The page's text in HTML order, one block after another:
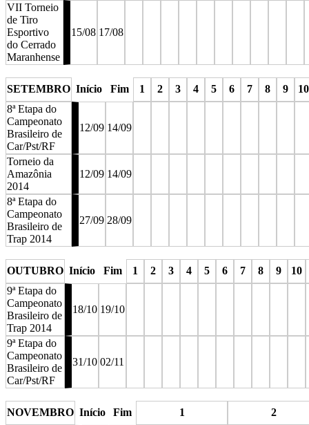
VII Torneio
de Tiro
Esportivo
do Cerrado
Maranhense
15/08 17/08
SETEMBRO Início Fim 1 2 3 4 5 6 7 8 9
10
8ª Etapa do
Campeonato
Brasileiro de
Car/Pst/RF
12/09 14/09
Torneio da
Amazônia
2014
12/09 14/09
8ª Etapa do
Campeonato
Brasileiro de
Trap 2014
27/09 28/09
OUTUBRO Início Fim 1 2 3 4 5 6 7 8 9
10
9ª Etapa do
Campeonato
Brasileiro de
Trap 2014
18/10 19/10
9ª Etapa do
Campeonato
Brasileiro de
Car/Pst/RF
31/10 02/11
NOVEMBRO Início Fim 1
2